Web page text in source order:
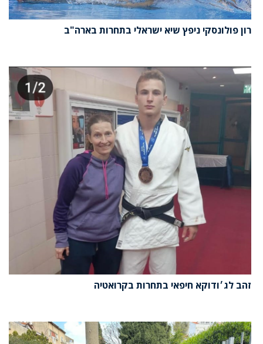
רון פולונסקי ניפץ שיא ישראלי בתחרות בארה"ב
זהב לג׳ודוקא חיפאי בתחרות בקרואטיה